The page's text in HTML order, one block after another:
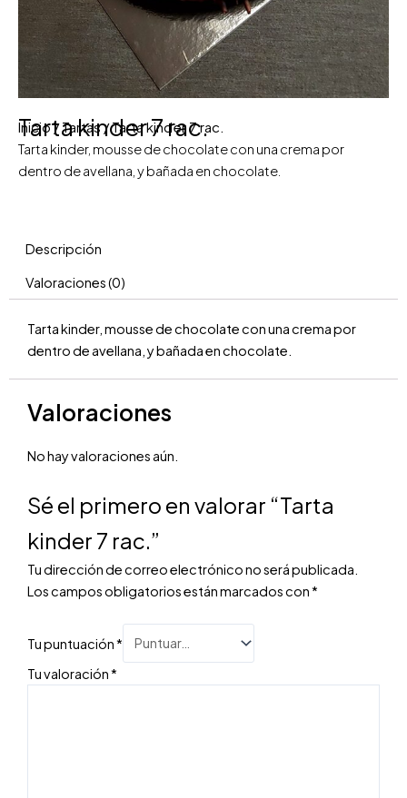
Inicio/Tartas/ Tarta kinder 7 rac.
Tarta kinder 7 rac.
Tarta kinder, mousse de chocolate con una crema por
dentro de avellana, y bañada en chocolate.
Descripción
Valoraciones (0)
Tarta kinder, mousse de chocolate con una crema por
dentro de avellana, y bañada en chocolate.
Valoraciones
No hay valoraciones aún.
Sé el primero en valorar “Tarta
kinder 7 rac.”
Tu dirección de correo electrónico no será publicada.
Los campos obligatorios están marcados con*
Tu puntuación*
Tu valoración*